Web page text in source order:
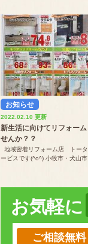
2022.02.10 更新
新生活に向けてリフォー
せんか？？
地域密着リフォーム店 トー
ービスです(^o^) 小牧市・犬山
お知らせ
お気軽に
ご相談無料